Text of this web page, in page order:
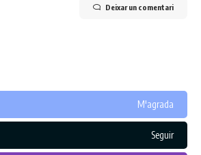
Deixar un comentari
M'agrada
Seguir